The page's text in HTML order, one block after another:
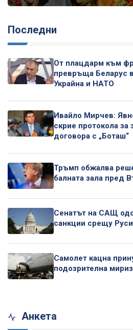
Последни
От плацдарм към
превръща Беларус
Украйна и НАТО
Ивайло Мирчев:
скрие протокола за
договора с „Боташ“
Тръмп обжалва
балната зала пред
Сенатът на САЩ
санкции срещу
Самолет кацна
подозрителна
Анкета